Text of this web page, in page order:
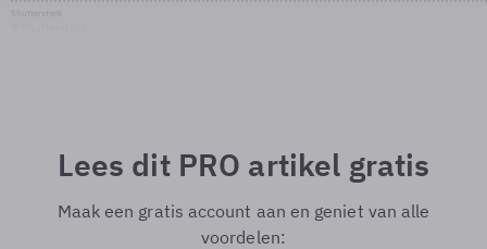
Lees dit PRO artikel gratis
Maak een gratis account aan en geniet van alle
voordelen: